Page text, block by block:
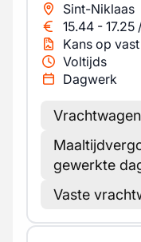
Sint-Niklaas
15.44 - 17.25
Kans op vast
Voltijds
Dagwerk
gewerkte
Vaste